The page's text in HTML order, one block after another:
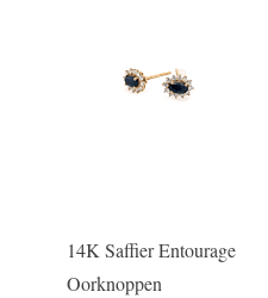
14K Saffier Entourage
Oorknoppen